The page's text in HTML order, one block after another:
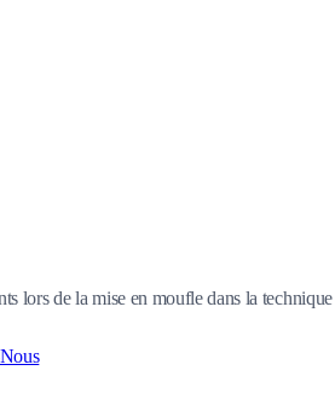
lors de la mise en moufle dans la